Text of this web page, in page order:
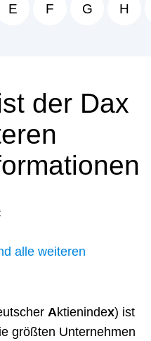
E F G H
der Dax
Aktienindex) ist
größten Unternehmen